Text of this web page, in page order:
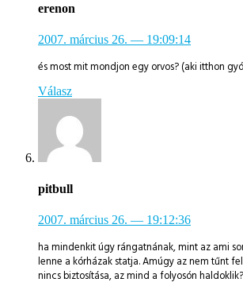
erenon
2007. március 26. — 19:09:14
és most mit mondjon egy orvos? (aki itthon
Válasz
pitbull
2007. március 26. — 19:12:36
ha mindenkit úgy rángatnának, mint az ami
lenne a kórházak statja. Amúgy az nem tűnt
nincs biztosítása, az mind a folyosón haldoklik?